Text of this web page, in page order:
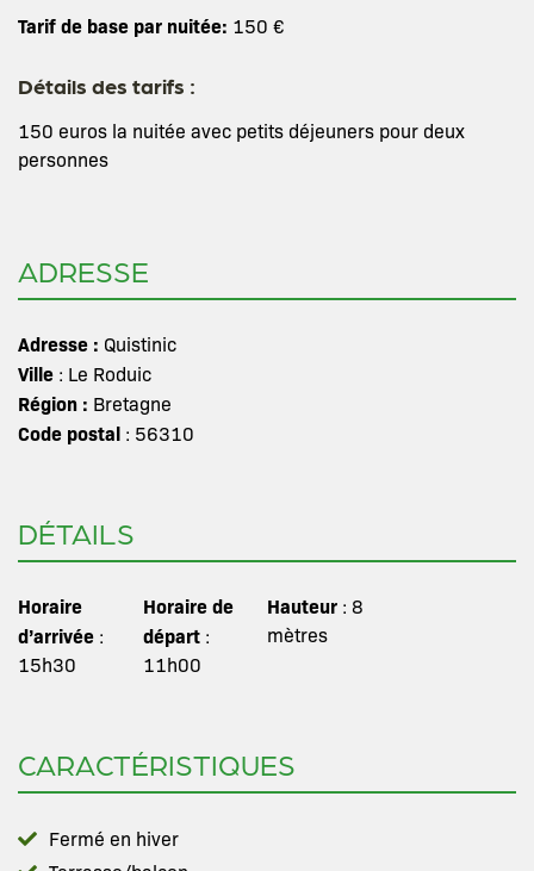
Tarif de base par nuitée: 150 €
Détails des tarifs :
150 euros la nuitée avec petits déjeuners pour deux
personnes
ADRESSE
Adresse : Quistinic
Ville : Le Roduic
Région : Bretagne
Code postal : 56310
DÉTAILS
Horaire
d’arrivée :
15h30
Horaire de
départ:
11h00
Hauteur : 8
mètres
CARACTÉRISTIQUES
Fermé en hiver